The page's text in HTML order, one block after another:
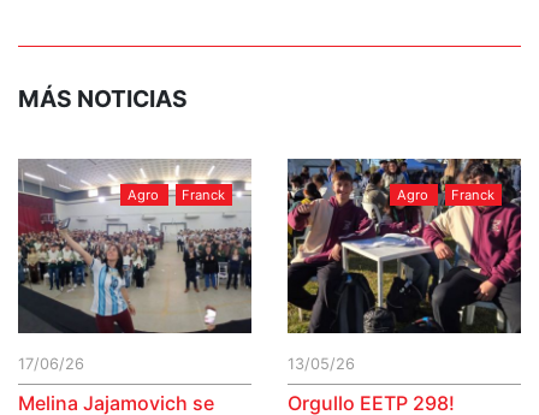
MÁS NOTICIAS
Agro Franck
17/06/26
Melina Jajamovich se
Agro Franck
13/05/26
Orgullo EETP 298!